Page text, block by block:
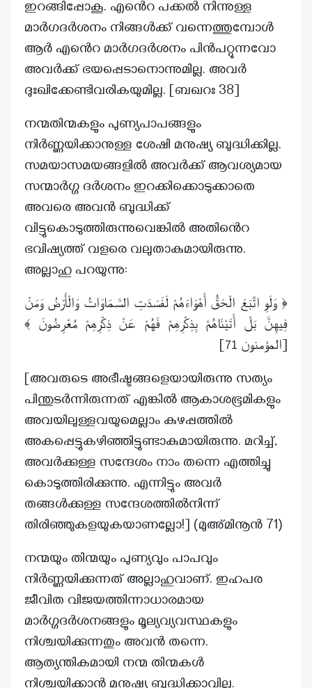
ഇറങ്ങിപ്പോകൂ. എൻെറ പക്കല്‍ നിന്നുള്ള
മാര്‍ഗദര്‍ശനം നിങ്ങള്‍ക്ക് വന്നെത്തുമ്പോള്‍
ആർ എൻെറ മാര്‍ഗദര്‍ശനം പിന്‍പറ്റുന്നവോ
അവര്‍ക്ക് ഭയപ്പെടാനൊന്നുമില്ല. അവര്‍
ദുഃഖിക്കേണ്ടിവരികയുമില്ല. [ബഖറഃ 38]
നന്മതിന്മകളും പുണ്യപാപങ്ങളും
നിർണ്ണയിക്കാനുള്ള ശേഷി മനുഷ്യ ബുദ്ധിക്കില്ല.
സമയാസമയങ്ങളിൽ അവർക്ക് ആവശ്യമായ
സന്മാർഗ്ഗ ദർശനം ഇറക്കിക്കൊടുക്കാതെ
അവരെ അവൻ ബുദ്ധിക്ക്
വിട്ടുകൊടുത്തിരുന്നുവെങ്കിൽ അതിൻെറ
ഭവിഷ്യത്ത് വളരെ വലുതാകുമായിരുന്നു.
അല്ലാഹു പറയുന്നു:
﴿ وَلَوِ اتَّبَعَ الْحَقُّ أَهْوَاءَهُمْ لَفَسَدَتِ السَّمَاوَاتُ وَالْأَرْضُ وَمَنْ
فِيهِنَّ بَلْ أَتَيْنَاهُمْ بِذِكْرِهِمْ فَهُمْ عَنْ ذِكْرِهِمْ مُعْرِضُونَ ﴾
[المؤمنون 71
]
[അവരുടെ അഭീഷ്ടങ്ങളെയായിരുന്നു സത്യം
പിന്തുടർന്നിരുന്നത് എങ്കിൽ ആകാശഭൂമികളും
അവയിലുള്ളവയുമെല്ലാം കുഴപ്പത്തിൽ
അകപ്പെട്ടുകഴിഞ്ഞിട്ടുണ്ടാകുമായിരുന്നു. മറിച്ച്,
അവർക്കുള്ള സന്ദേശം നാം തന്നെ എത്തിച്ചു
കൊടുത്തിരിക്കുന്നു. എന്നിട്ടും അവർ
തങ്ങൾക്കുള്ള സന്ദേശത്തിൽനിന്ന്
തിരിഞ്ഞുകളയുകയാണല്ലോ!] (മുഅ്മിനൂൻ 71)
നന്മയും തിന്മയും പുണ്യവും പാപവും
നിർണ്ണയിക്കുന്നത് അല്ലാഹുവാണ്. ഇഹപര
ജീവിത വിജയത്തിന്നാധാരമായ
മാർഗ്ഗദർശനങ്ങളും മൂല്യവ്യവസ്ഥകളും
നിശ്ചയിക്കുന്നതും അവൻ തന്നെ.
ആത്യന്തികമായി നന്മ തിന്മകൾ